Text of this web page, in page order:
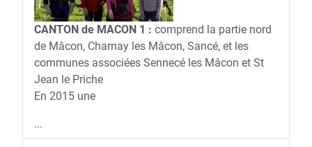
CANTON de MACON 1 : comprend la partie nord
de Mâcon, Charnay les Mâcon, Sancé, et les
communes associées Sennecé les Mâcon et St
Jean le Priche
En 2015 une
...